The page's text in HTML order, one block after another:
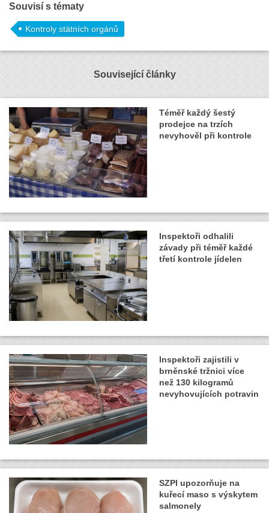
Souvisí s tématy
Kontroly státních orgánů
Související články
Téměř každý šestý
prodejce na trzích
nevyhověl při kontrole
Inspektoři odhalili
závady při téměř každé
třetí kontrole jídelen
Inspektoři zajistili v
brněnské tržnici více
než 130 kilogramů
nevyhovujících potravin
SZPI upozorňuje na
kuřecí maso s výskytem
salmonely